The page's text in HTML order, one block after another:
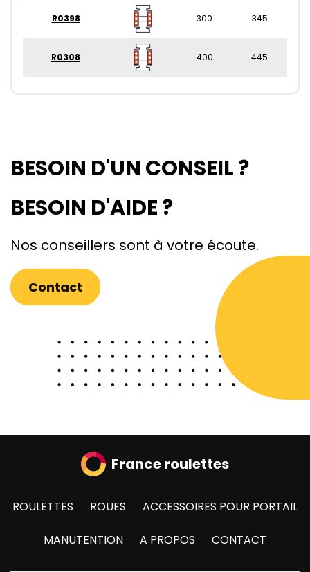
R0398 300 345
R0308 400 445
BESOIN D'UN CONSEIL ?
BESOIN D'AIDE ?
Nos conseillers sont à votre écoute.
Contact
France roulettes
ROULETTES ROUES ACCESSOIRES POUR PORTAIL
MANUTENTION A PROPOS CONTACT